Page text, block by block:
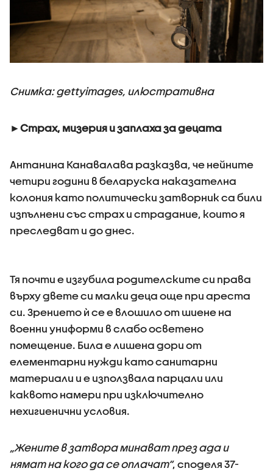
Снимка: gettyimages, илюстративна
►Страх, мизерия и заплаха за децата
Антанина Канавалава разказва, че нейните
четири години в беларуска наказателна
колония като политически затворник са били
изпълнени със страх и страдание, които я
преследват и до днес.
Тя почти е изгубила родителските си права
върху двете си малки деца още при ареста
си. Зрението ѝ се е влошило от шиене на
военни униформи в слабо осветено
помещение. Била е лишена дори от
елементарни нужди като санитарни
материали и е използвала парцали или
каквото намери при изключително
нехигиенични условия.
„Жените в затвора минават през ада и
нямат на кого да се оплачат“, споделя 37-